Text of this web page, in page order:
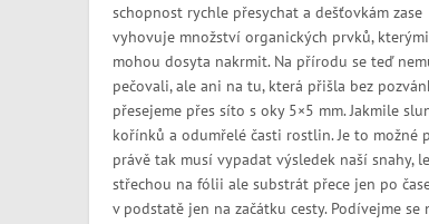
schopnost rychle přesychat a dešťovkám zase
vyhovuje množství organických prvků,
mohou dosyta nakrmit. Na přírodu se teď
pečovali, ale ani na tu, která přišla bez
přesejeme přes síto s oky 5×5 mm. Jakmile
kořínků a odumřelé časti rostlin. Je to možné
právě tak musí vypadat výsledek naší snahy,
střechou na fólii ale substrát přece jen po
v podstatě jen na začátku cesty. Podívejme